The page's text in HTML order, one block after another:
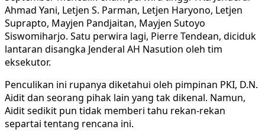
Ahmad Yani, Letjen S. Parman, Letjen Haryono, Letjen
Suprapto, Mayjen Pandjaitan, Mayjen Sutoyo
Siswomiharjo. Satu perwira lagi, Pierre Tendean, diciduk
lantaran disangka Jenderal AH Nasution oleh tim
eksekutor.
Penculikan ini rupanya diketahui oleh pimpinan PKI, D.N.
Aidit dan seorang pihak lain yang tak dikenal. Namun,
Aidit sedikit pun tidak memberi tahu rekan-rekan
separtai tentang rencana ini.